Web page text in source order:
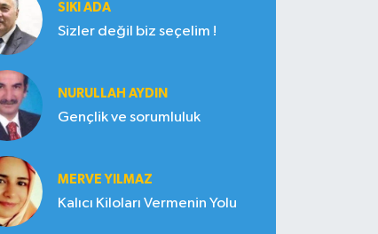
SIKI ADA
Sizler değil biz seçelim !
NURULLAH AYDIN
Gençlik ve sorumluluk
MERVE YILMAZ
Kalıcı Kiloları Vermenin Yolu